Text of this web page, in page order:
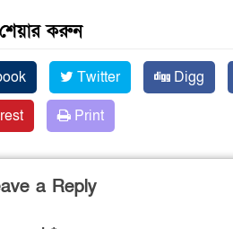
করুন
Twitter Digg
Print
a Reply